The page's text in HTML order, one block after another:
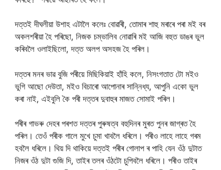
দত্তই দীঘলীয়া উশাহ এটালৈ কলেঃ বোৱাৰী, তোমাৰ শাহু মৰাৰে পৰা মই বৰ
অকলশৰীয়া হৈ পৰিছো, নিজক চম্ভালিব নোৱাৰি মই আজি বহুত ডাঙৰ ভুল
কৰিবলৈ ওলাইছিলো, দত্ত অলপ অসহজ হৈ পৰিল।
দত্তৰ মনৰ ভাৱ বুজি পৰীয়ে মিছিকিয়াই হাঁহি কলে, নিসংগতাত টো মইও
ভুগি আছো দেউতা, মইও বিচাৰো আপোনাৰ সান্নিধ্য, আপুনি একো ভুল
কৰা নাই, এইবুলি কৈ পৰী দত্তৰ দুবাহুৰ মাজত সোমাই পৰিল।
পৰীৰ গাভৰু দেহৰ পৰশত দত্তৰ পুৰুষত্ব বহুদিনৰ মুৰত পুনৰ জাগ্ৰত হৈ
পৰিল। তেওঁ পৰীক গালে মুখে চুমা খাবলৈ ধৰিলে। পৰীও লাহে লাহে গৰম
হবলৈ ধৰিলে। থিয় দি থাকিয়ে দত্তই পৰীৰ গোলাপ ৰ পাহি যেন ওঁঠ দুটাত
নিজৰ ওঁঠ দুটা গুজি দি, তাইৰ তলৰ ওঁঠটো চুপিবলৈ ধৰিলে। পৰীও তাইৰ